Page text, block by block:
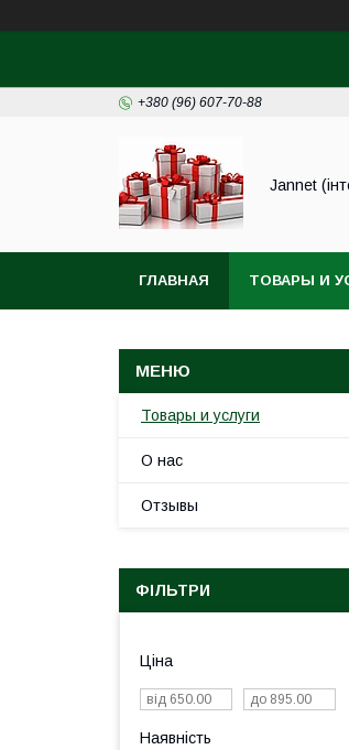
+380 (96) 607-70-88
Jannet
ГЛАВНАЯ ТОВАРЫ И
Товары и услуги
О нас
Отзывы
ФІЛЬТРИ
Ціна
Наявність